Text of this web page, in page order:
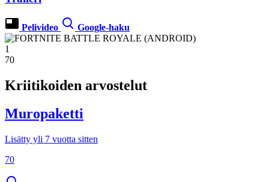
Pelivideo Google-haku
1
70
Kriitikoiden arvostelut
Muropaketti
Lisätty yli 7 vuotta sitten
70